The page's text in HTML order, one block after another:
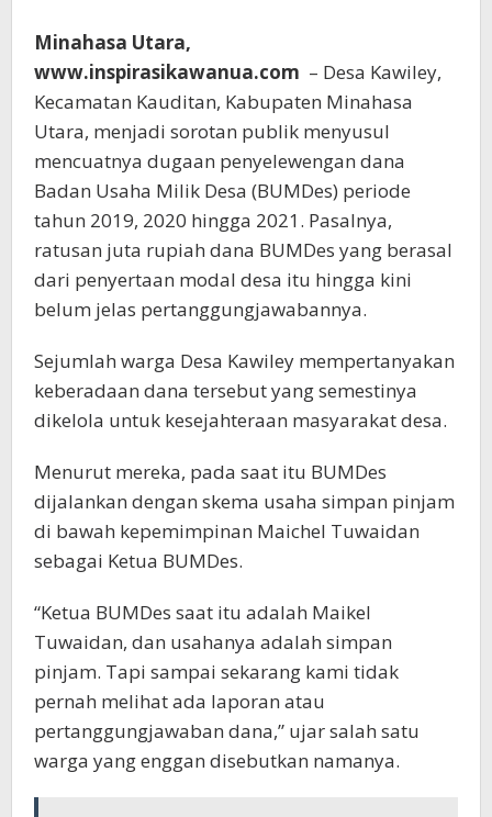
Minahasa Utara,
www.inspirasikawanua.com – Desa Kawiley,
Kecamatan Kauditan, Kabupaten Minahasa
Utara, menjadi sorotan publik menyusul
mencuatnya dugaan penyelewengan dana
Badan Usaha Milik Desa (BUMDes) periode
tahun 2019, 2020 hingga 2021. Pasalnya,
ratusan juta rupiah dana BUMDes yang berasal
dari penyertaan modal desa itu hingga kini
belum jelas pertanggungjawabannya.
Sejumlah warga Desa Kawiley mempertanyakan
keberadaan dana tersebut yang semestinya
dikelola untuk kesejahteraan masyarakat desa.
Menurut mereka, pada saat itu BUMDes
dijalankan dengan skema usaha simpan pinjam
di bawah kepemimpinan Maichel Tuwaidan
sebagai Ketua BUMDes.
“Ketua BUMDes saat itu adalah Maikel
Tuwaidan, dan usahanya adalah simpan
pinjam. Tapi sampai sekarang kami tidak
pernah melihat ada laporan atau
pertanggungjawaban dana,” ujar salah satu
warga yang enggan disebutkan namanya.